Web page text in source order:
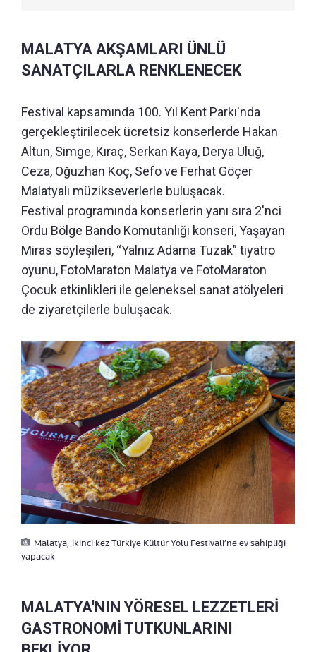
MALATYA AKŞAMLARI ÜNLÜ
SANATÇILARLA RENKLENECEK
Festival kapsamında 100. Yıl Kent Parkı'nda
gerçekleştirilecek ücretsiz konserlerde Hakan
Altun, Simge, Kıraç, Serkan Kaya, Derya Uluğ,
Ceza, Oğuzhan Koç, Sefo ve Ferhat Göçer
Malatyalı müzikseverlerle buluşacak.
Festival programında konserlerin yanı sıra 2'nci
Ordu Bölge Bando Komutanlığı konseri, Yaşayan
Miras söyleşileri, “Yalnız Adama Tuzak” tiyatro
oyunu, FotoMaraton Malatya ve FotoMaraton
Çocuk etkinlikleri ile geleneksel sanat atölyeleri
de ziyaretçilerle buluşacak.
Malatya, ikinci kez Türkiye Kültür Yolu Festivali’ne ev sahipliği
yapacak
MALATYA'NIN YÖRESEL LEZZETLERİ
GASTRONOMİ TUTKUNLARINI